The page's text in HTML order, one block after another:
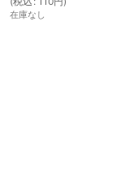
在庫なし